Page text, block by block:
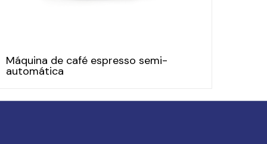
Máquina de café espresso semi-
automática